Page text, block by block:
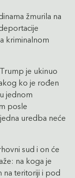
žmurila na
kriminalnom
je ukinuo
ko je rođen
jednom
posle
uredba neće
sud i on će
na koga je
na teritoriji i pod